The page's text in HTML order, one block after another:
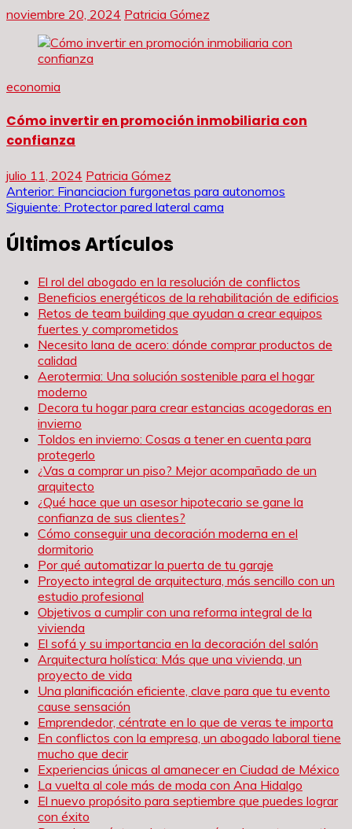
noviembre 20, 2024 Patricia Gómez
economia
Cómo invertir en promoción inmobiliaria con
confianza
julio 11, 2024 Patricia Gómez
Navegación
entradas
Anterior: Financiacion furgonetas para autonomos
Siguiente: Protector pared lateral cama
Últimos Artículos
El rol del abogado en la resolución de conflictos
Beneficios energéticos de la rehabilitación de edificios
Retos de team building que ayudan a crear equipos
fuertes y comprometidos
Necesito lana de acero: dónde comprar productos de
calidad
Aerotermia: Una solución sostenible para el hogar
moderno
Decora tu hogar para crear estancias acogedoras en
invierno
Toldos en invierno: Cosas a tener en cuenta para
protegerlo
¿Vas a comprar un piso? Mejor acompañado de un
arquitecto
¿Qué hace que un asesor hipotecario se gane la
confianza de sus clientes?
Cómo conseguir una decoración moderna en el
dormitorio
Por qué automatizar la puerta de tu garaje
Proyecto integral de arquitectura, más sencillo con un
estudio profesional
Objetivos a cumplir con una reforma integral de la
vivienda
El sofá y su importancia en la decoración del salón
Arquitectura holística: Más que una vivienda, un
proyecto de vida
Una planificación eficiente, clave para que tu evento
cause sensación
Emprendedor, céntrate en lo que de veras te importa
En conflictos con la empresa, un abogado laboral tiene
mucho que decir
Experiencias únicas al amanecer en Ciudad de México
La vuelta al cole más de moda con Ana Hidalgo
El nuevo propósito para septiembre que puedes lograr
con éxito